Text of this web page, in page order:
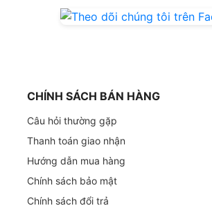
CHÍNH SÁCH BÁN HÀNG
Câu hỏi thường gặp
Thanh toán giao nhận
Hướng dẫn mua hàng
Chính sách bảo mật
Chính sách đổi trả